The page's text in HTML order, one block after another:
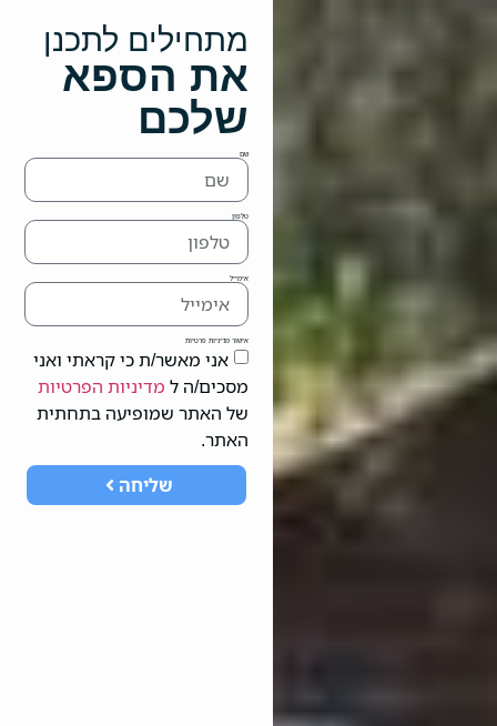
מתחילים לתכנן
את הספא
שלכם
שם
טלפון
אימייל
אישור מדיניות פרטיות
אני מאשר/ת כי קראתי ואני
מסכים/ה ל מדיניות הפרטיות
של האתר שמופיעה בתחתית
האתר.
שליחה